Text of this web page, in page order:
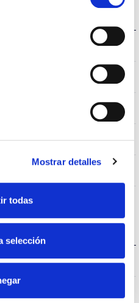
Mostrar detalles
todas
selección
IK06
IP65
7045
2743lm